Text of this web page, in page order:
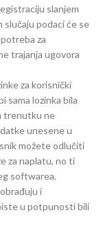
slanjem
slučaju podaci će se
za
trajanja ugovora
za korisnički
sama lozinka bila
trenutku ne
unesene u
možete odlučiti
za naplatu, no ti
softwarea.
i
u potpunosti bili